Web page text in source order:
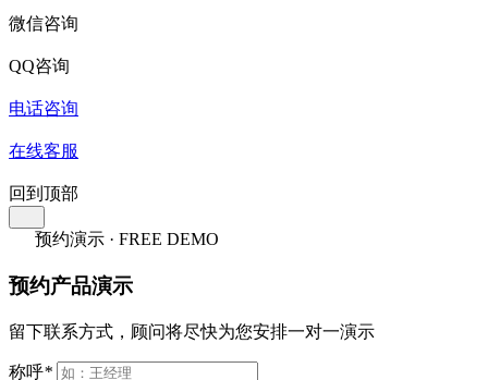
微信咨询
QQ咨询
电话咨询
在线客服
回到顶部
预约演示 · FREE DEMO
预约产品演示
留下联系方式，顾问将尽快为您安排一对一演示
称呼*